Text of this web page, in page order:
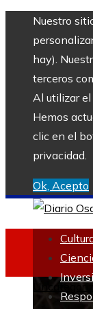
Nuestro
hay).
terceros
Al utilizar
Hemos
clic en el
privacidad.
Ok, Acepto